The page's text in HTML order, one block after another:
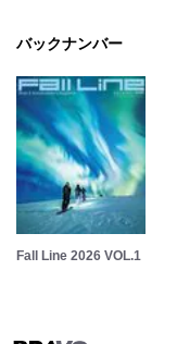
バックナンバー
Fall Line 2026 VOL.1